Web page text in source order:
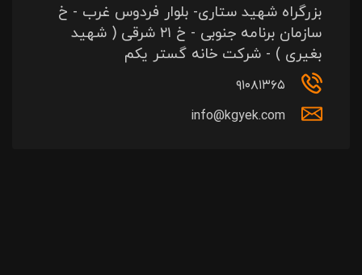
بزرگراه شهید ستاری- بلوار فردوس غرب - خ
سازمان برنامه جنوبی - خ ۲۱ شرقی ( شهید
بغیری ) - شرکت خانه گستر یکم
۹۱۰۸۱۳۶۵
info@kgyek.com